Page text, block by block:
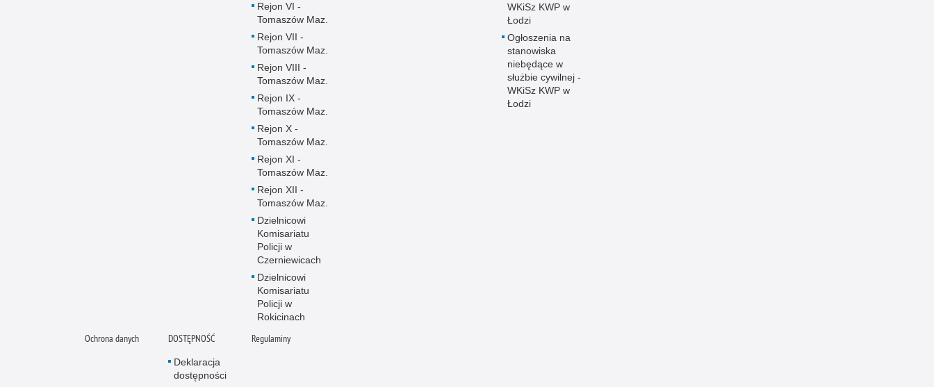
Rejon VI -
Tomaszów Maz.
Rejon VII -
Tomaszów Maz.
Rejon VIII -
Tomaszów Maz.
Rejon IX -
Tomaszów Maz.
Rejon X -
Tomaszów Maz.
Rejon XI -
Tomaszów Maz.
Rejon XII -
Tomaszów Maz.
Dzielnicowi
Komisariatu
Policji w
Czerniewicach
Dzielnicowi
Komisariatu
Policji w
Rokicinach
WKiSz KWP w
Łodzi
Ogłoszenia na
stanowiska
niebędące w
służbie cywilnej -
WKiSz KWP w
Łodzi
Ochrona danych DOSTĘPNOŚĆ
Deklaracja
dostępności
Regulaminy